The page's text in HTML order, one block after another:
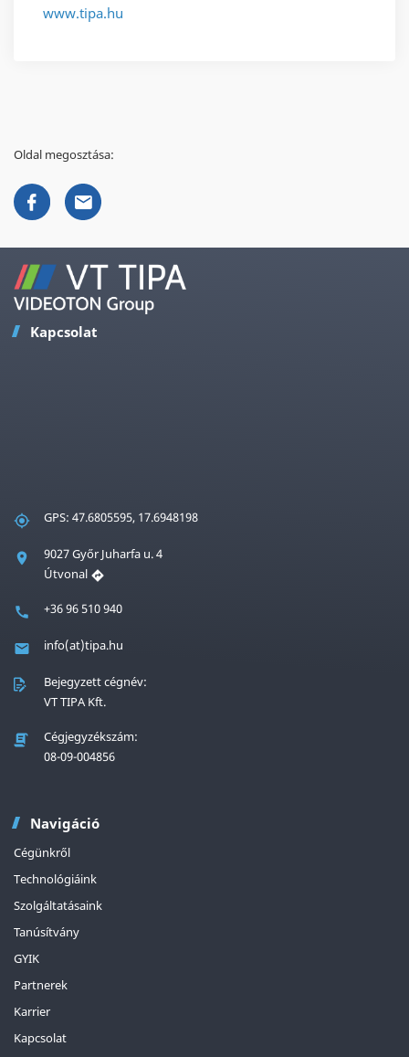
www.tipa.hu
Oldal megosztása:
Kapcsolat
GPS: 47.6805595, 17.6948198
9027 Győr Juharfa u. 4
Útvonal
+36 96 510 940
info(at)tipa.hu
Bejegyzett cégnév:
VT TIPA Kft.
Cégjegyzékszám:
08-09-004856
Navigáció
Cégünkről
Technológiáink
Szolgáltatásaink
Tanúsítvány
GYIK
Partnerek
Karrier
Kapcsolat